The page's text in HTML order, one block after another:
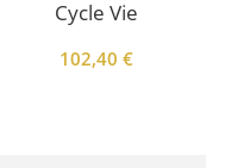
Cycle Vie
102,40 €